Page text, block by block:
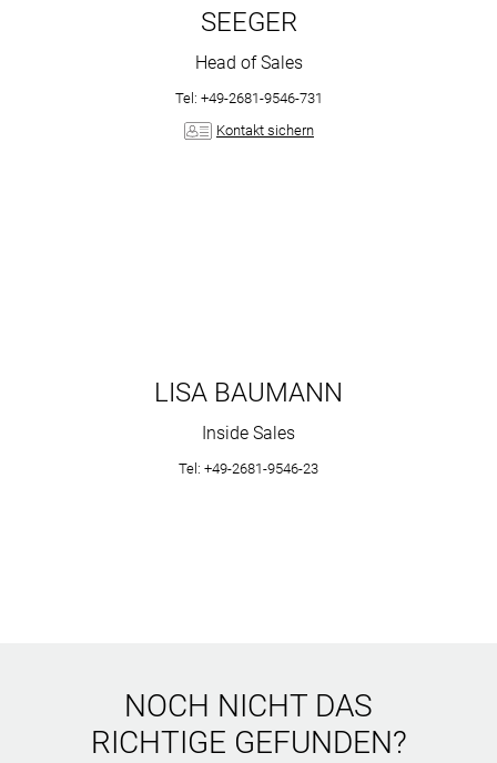
SEEGER
Head of Sales
Tel: +49-2681-9546-731
Kontakt sichern
LISA BAUMANN
Inside Sales
Tel: +49-2681-9546-23
NOCH NICHT DAS
RICHTIGE GEFUNDEN?